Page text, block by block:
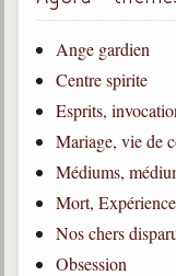
La doctrine Spirite
Les bases du
Philosophie
La doctrine d'Allan
But des
Ange gardien
Centre spirite
Esprits,
Mariage, vie de
Médiums,
Mort,
Nos chers
Obsession